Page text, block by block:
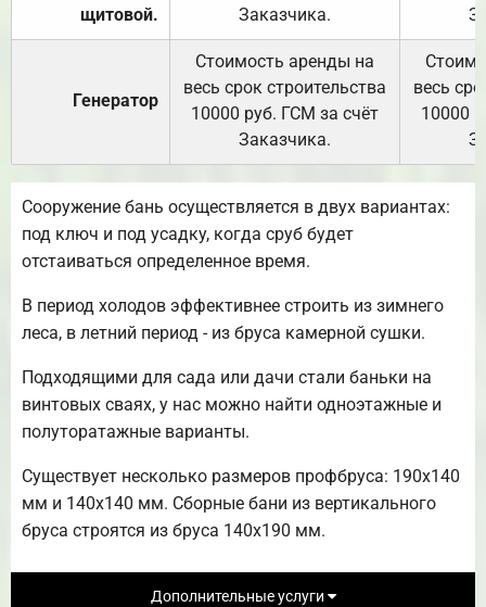
щитовой.
Заказчика.
Генератор
Стоимость аренды на
весь срок строительства
10000 руб. ГСМ за счёт
Заказчика.
весь
10000
Сооружение бань осуществляется в двух вариантах:
под ключ и под усадку, когда сруб будет
отстаиваться определенное время.
В период холодов эффективнее строить из зимнего
леса, в летний период - из бруса камерной сушки.
Подходящими для сада или дачи стали баньки на
винтовых сваях, у нас можно найти одноэтажные и
полуторатажные варианты.
Существует несколько размеров профбруса: 190х140
мм и 140х140 мм. Сборные бани из вертикального
бруса строятся из бруса 140х190 мм.
Дополнительные услуги